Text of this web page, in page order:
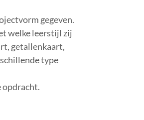
gegeven.
welke leerstijl zij
getallenkaart,
type
opdracht.